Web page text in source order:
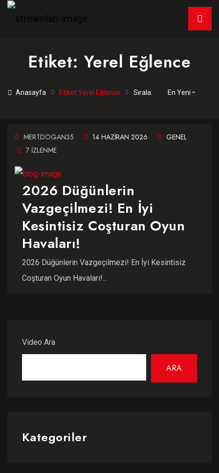
Etiket: Yerel Eğlence
Anasayfa Etiket:Yerel Eğlence Sırala:
MERTDOGAN35 14 HAZIRAN 2026
GENEL
7 IZLENME
2026 Düğünlerin
Vazgeçilmezi! En İyi
Kesintisiz Coşturan Oyun
Havaları!
2026 Düğünlerin Vazgeçilmezi! En İyi Kesintisiz
Coşturan Oyun Havaları!...
Video Ara
ARA
Kategoriler